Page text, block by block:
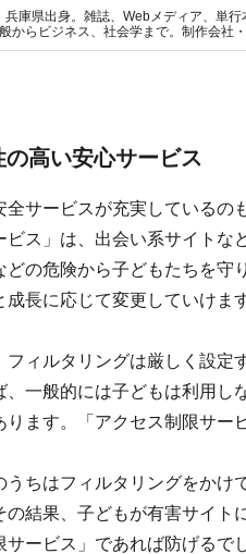
庫県出身。雑誌、Webメディア、単
からビジネス、社会学まで。制作会社
書に『スマホで作る年賀状2016』（主
高い安心サービス
全サービスが充実している
ビス」は、出会い系サイト
どの危険から子どもたちを
長に応じて変更していけます
フィルタリングは厳しく設定
、一般的には子どもは利用
ります。「アクセス制限サ
うちはフィルタリングをかけ
の結果、子どもが有害サイ
ービス」であれば防げるで